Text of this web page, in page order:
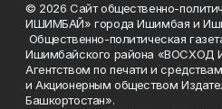
© 2026 Сайт общественно-
ИШИМБАЙ» города Ишимбая и
Общественно-политическая
Ишимбайского района «ВОСХОД
Агентством по печати и
и Акционерным обществом
Башкортостан».